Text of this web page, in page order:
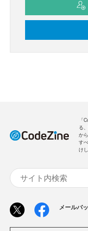
「
る
か
す
け
メールバ